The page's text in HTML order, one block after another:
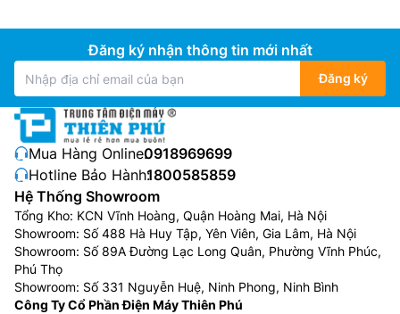
Đăng ký nhận thông tin mới nhất
Đăng ký
Mua Hàng Online:0918969699
Hotline Bảo Hành:1800585859
Hệ Thống Showroom
Tổng Kho: KCN Vĩnh Hoàng, Quận Hoàng Mai, Hà Nội
Showroom: Số 488 Hà Huy Tập, Yên Viên, Gia Lâm, Hà Nội
Showroom: Số 89A Đường Lạc Long Quân, Phường Vĩnh Phúc,
Phú Thọ
Showroom: Số 331 Nguyễn Huệ, Ninh Phong, Ninh Bình
Công Ty Cổ Phần Điện Máy Thiên Phú